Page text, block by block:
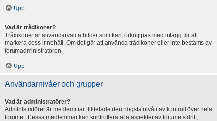
Upp
Vad är trådikoner?
Trådikoner är användarvalda bilder som kan förknippas med inlägg för att
markera dess innehåll. Om det går att använda trådikoner eller inte bestäms av
forumadministratören.
Upp
Användarnivåer och grupper
Vad är administratörer?
Administratörer är medlemmar tilldelade den högsta nivån av kontroll över hela
forumet. Dessa medlemmar kan kontrollera alla aspekter av forumets drift,